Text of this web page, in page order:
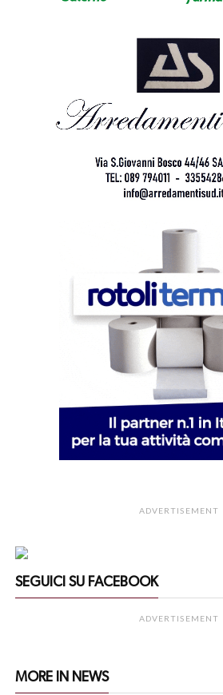
ADVERTISEMENT
SEGUICI SU FACEBOOK
ADVERTISEMENT
MORE IN NEWS